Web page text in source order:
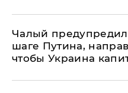
Чалый
шаге Путина,
чтобы Украина